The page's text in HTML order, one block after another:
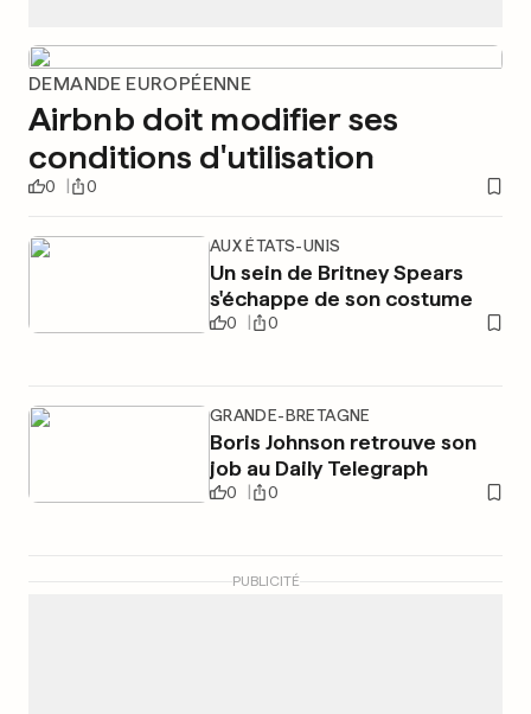
DEMANDE EUROPÉENNE
Airbnb doit modifier ses
conditions d'utilisation
0 0
AUX ÉTATS-UNIS
Un sein de Britney Spears
s'échappe de son costume
0 0
GRANDE-BRETAGNE
Boris Johnson retrouve son
job au Daily Telegraph
0 0
PUBLICITÉ